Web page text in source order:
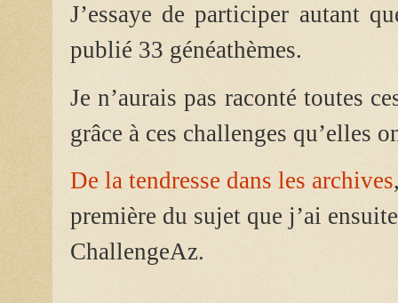
J’essaye de participer autant
publié 33 généathèmes.
Je n’aurais pas raconté toutes
grâce à ces challenges qu’elles
De la tendresse dans les archives
première du sujet que j’ai
ChallengeAz.